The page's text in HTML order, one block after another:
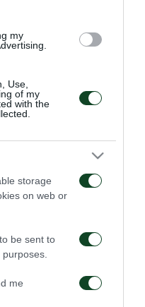
my
Use,
of my
with the
storage
on web or
be sent to
me
προπόνηση για
08/2026